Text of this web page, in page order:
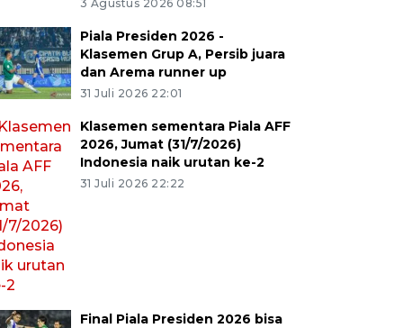
3 Agustus 2026 08:51
Piala Presiden 2026 -
Klasemen Grup A, Persib juara
dan Arema runner up
31 Juli 2026 22:01
Klasemen sementara Piala AFF
2026, Jumat (31/7/2026)
Indonesia naik urutan ke-2
31 Juli 2026 22:22
Final Piala Presiden 2026 bisa